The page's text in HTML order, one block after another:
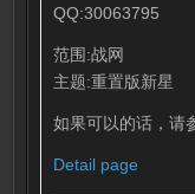
QQ:30063795
范围:战网
主题:重置版新星
如果可以的话，请
Detail page